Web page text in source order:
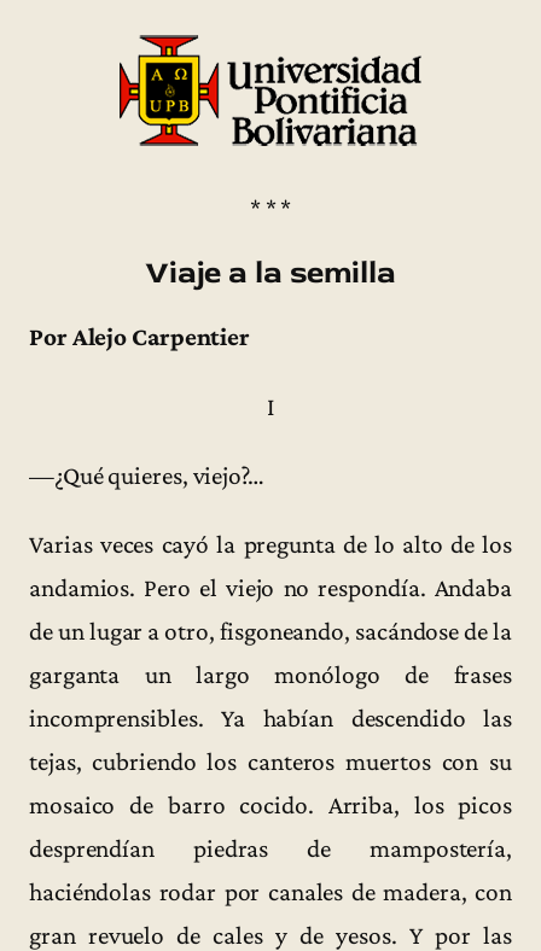
* * *
Viaje a la semilla
Por Alejo Carpentier
I
—¿Qué quieres, viejo?…
Varias veces cayó la pregunta de lo alto de los
andamios. Pero el viejo no respondía. Andaba
de un lugar a otro, fisgoneando, sacándose de la
garganta un largo monólogo de frases
incomprensibles. Ya habían descendido las
tejas, cubriendo los canteros muertos con su
mosaico de barro cocido. Arriba, los picos
desprendían piedras de mampostería,
haciéndolas rodar por canales de madera, con
gran revuelo de cales y de yesos. Y por las